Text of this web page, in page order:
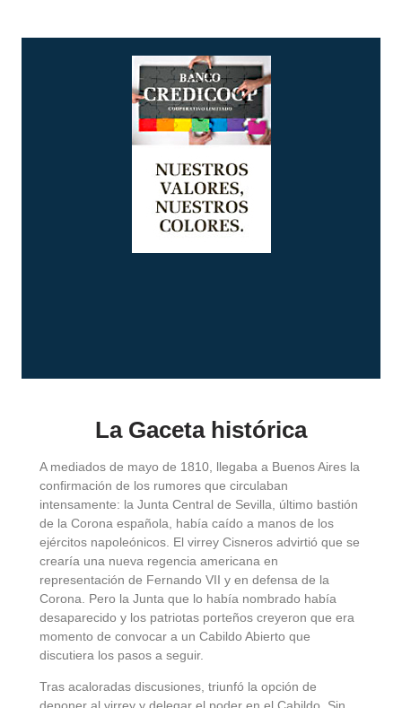
La Gaceta histórica
A mediados de mayo de 1810, llegaba a Buenos Aires la
confirmación de los rumores que circulaban
intensamente: la Junta Central de Sevilla, último bastión
de la Corona española, había caído a manos de los
ejércitos napoleónicos. El virrey Cisneros advirtió que se
crearía una nueva regencia americana en
representación de Fernando VII y en defensa de la
Corona. Pero la Junta que lo había nombrado había
desaparecido y los patriotas porteños creyeron que era
momento de convocar a un Cabildo Abierto que
discutiera los pasos a seguir.
Tras acaloradas discusiones, triunfó la opción de